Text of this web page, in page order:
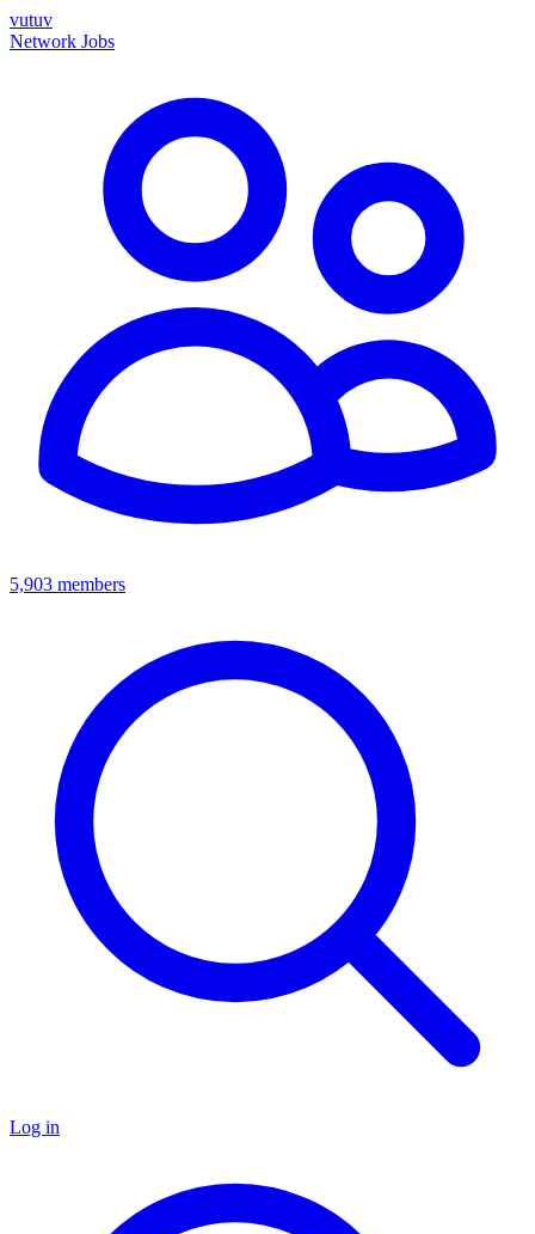
vutuv
Network Jobs
5,903 members
Log in